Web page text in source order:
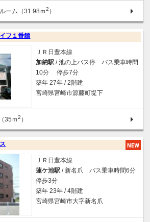
ーム（31.98ｍ2 ）
フ１番館
ＪＲ日豊本線
加納駅 / 池の上バス停 バス乗車時間
10分 停歩7分
築年 27年 / 2階建
宮崎県宮崎市源藤町堤下
35ｍ2 ）
ＪＲ日豊本線
蓮ケ池駅 / 新名爪 バス乗車時間6分
停歩3分
築年 23年 / 4階建
宮崎県宮崎市大字新名爪